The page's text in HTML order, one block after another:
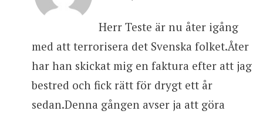
Herr Teste är nu åter igång
med att terrorisera det Svenska folket.Åter
har han skickat mig en faktura efter att jag
bestred och fick rätt för drygt ett år
sedan.Denna gången avser ja att göra